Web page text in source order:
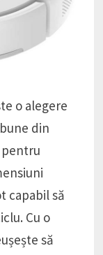
o alegere
din
capabil să
Cu o
să